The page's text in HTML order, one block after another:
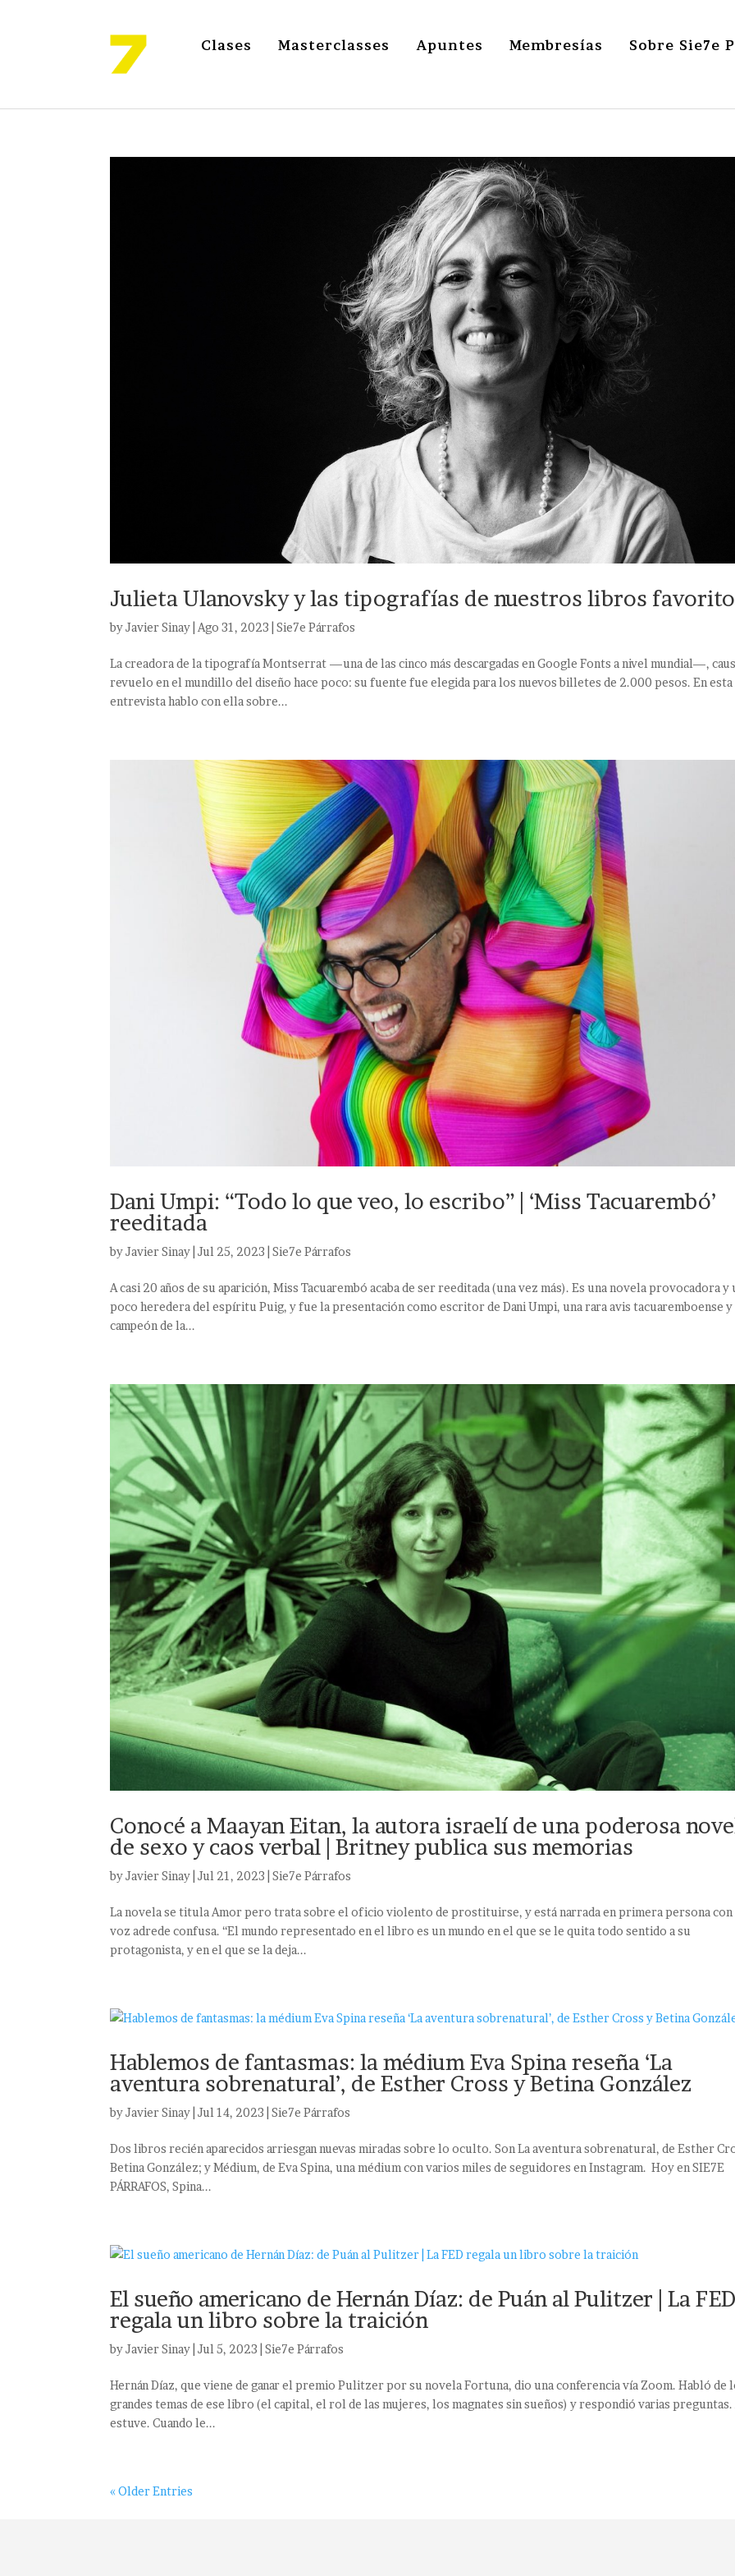
Clases Masterclasses Apuntes Membresías Sobre Sie7e
Julieta Ulanovsky y las tipografías de nuestros libros
byJavier Sinay Ago 31, 2023 |Sie7e Párrafos
La creadora de la tipografía Montserrat —una de las cinco más descargadas en Google Fonts a nivel mundial—,
revuelo en el mundillo del diseño hace poco: su fuente fue elegida para los nuevos billetes de 2.000 pesos. En esta
entrevista hablo con ella sobre...
Dani Umpi: “Todo lo que veo, lo escribo” | ‘Miss Tacuarembó’
reeditada
byJavier Sinay |Jul 25, 2023 |Sie7e Párrafos
A casi 20 años de su aparición, Miss Tacuarembó acaba de ser reeditada (una vez más). Es una novela provocadora y
poco heredera del espíritu Puig, y fue la presentación como escritor de Dani Umpi, una rara avis tacuaremboense y
campeón de la...
Conocé a Maayan Eitan, la autora israelí de una poderosa
de sexo y caos verbal | Britney publica sus memorias
byJavier Sinay |Jul 21, 2023 |Sie7e Párrafos
La novela se titula Amor pero trata sobre el oficio violento de prostituirse, y está narrada en primera persona con
voz adrede confusa. “El mundo representado en el libro es un mundo en el que se le quita todo sentido a su
protagonista, y en el que se la deja...
Hablemos de fantasmas: la médium Eva Spina reseña ‘La
aventura sobrenatural’, de Esther Cross y Betina González
byJavier Sinay |Jul 14, 2023 |Sie7e Párrafos
Dos libros recién aparecidos arriesgan nuevas miradas sobre lo oculto. Son La aventura sobrenatural, de Esther
Betina González; y Médium, de Eva Spina, una médium con varios miles de seguidores en Instagram. Hoy en SIE7E
PÁRRAFOS, Spina...
El sueño americano de Hernán Díaz: de Puán al Pulitzer | La
regala un libro sobre la traición
byJavier Sinay |Jul 5, 2023 |Sie7e Párrafos
Hernán Díaz, que viene de ganar el premio Pulitzer por su novela Fortuna, dio una conferencia vía Zoom. Habló de
grandes temas de ese libro (el capital, el rol de las mujeres, los magnates sin sueños) y respondió varias
estuve. Cuando le...
« Older Entries